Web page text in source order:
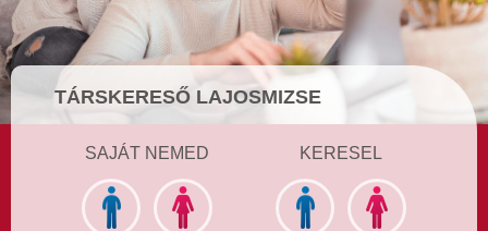
TÁRSKERESŐ LAJOSMIZSE
SAJÁT NEMED KERESEL